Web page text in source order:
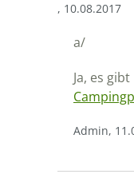
, 10.08.2017
a/
Ja, es
Admin,